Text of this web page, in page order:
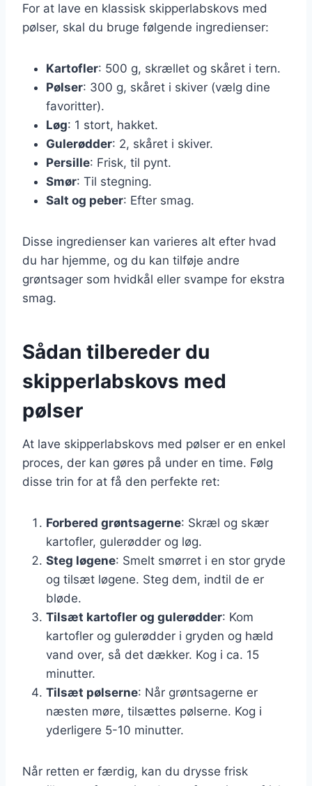
For at lave en klassisk skipperlabskovs med
pølser, skal du bruge følgende ingredienser:
Kartofler: 500 g, skrællet og skåret i tern.
Pølser: 300 g, skåret i skiver (vælg dine
favoritter).
Løg: 1 stort, hakket.
Gulerødder: 2, skåret i skiver.
Persille: Frisk, til pynt.
Smør: Til stegning.
Salt og peber: Efter smag.
Disse ingredienser kan varieres alt efter hvad
du har hjemme, og du kan tilføje andre
grøntsager som hvidkål eller svampe for ekstra
smag.
Sådan tilbereder du
skipperlabskovs med
pølser
At lave skipperlabskovs med pølser er en enkel
proces, der kan gøres på under en time. Følg
disse trin for at få den perfekte ret:
Forbered grøntsagerne: Skræl og skær
kartofler, gulerødder og løg.
Steg løgene: Smelt smørret i en stor gryde
og tilsæt løgene. Steg dem, indtil de er
bløde.
Tilsæt kartofler og gulerødder: Kom
kartofler og gulerødder i gryden og hæld
vand over, så det dækker. Kog i ca. 15
minutter.
Tilsæt pølserne: Når grøntsagerne er
næsten møre, tilsættes pølserne. Kog i
yderligere 5-10 minutter.
Når retten er færdig, kan du drysse frisk